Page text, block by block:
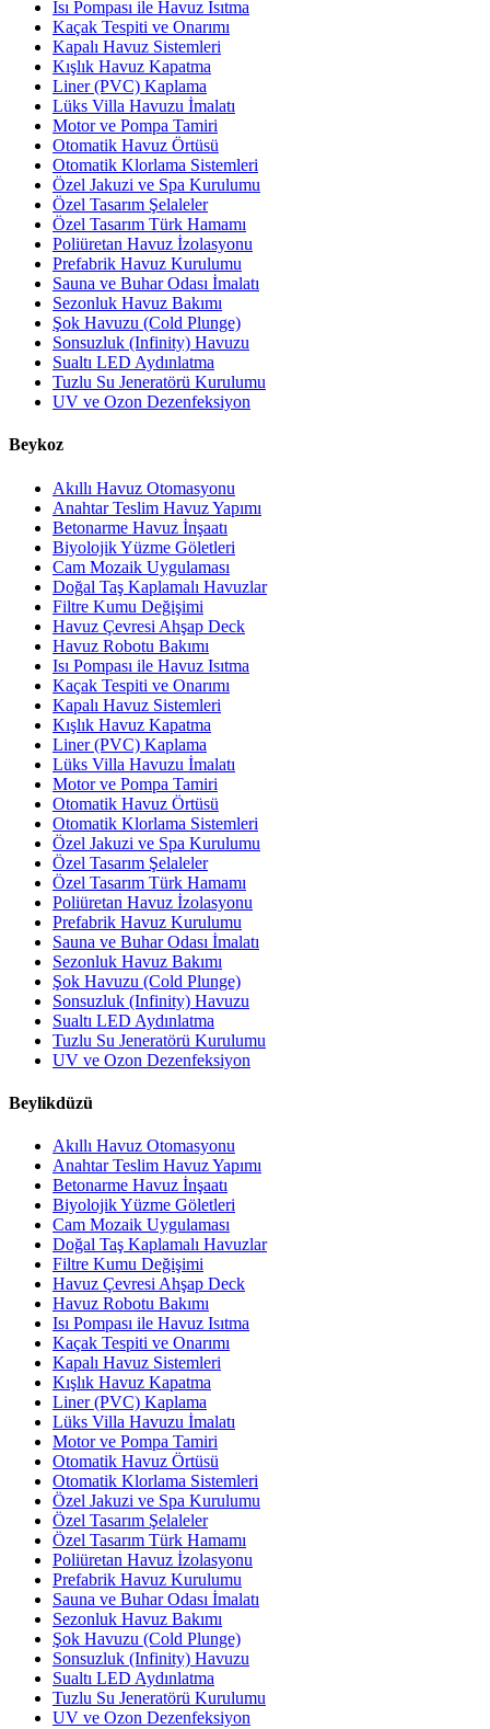
Isı Pompası ile Havuz Isıtma
Kaçak Tespiti ve Onarımı
Kapalı Havuz Sistemleri
Kışlık Havuz Kapatma
Liner (PVC) Kaplama
Lüks Villa Havuzu İmalatı
Motor ve Pompa Tamiri
Otomatik Havuz Örtüsü
Otomatik Klorlama Sistemleri
Özel Jakuzi ve Spa Kurulumu
Özel Tasarım Şelaleler
Özel Tasarım Türk Hamamı
Poliüretan Havuz İzolasyonu
Prefabrik Havuz Kurulumu
Sauna ve Buhar Odası İmalatı
Sezonluk Havuz Bakımı
Şok Havuzu (Cold Plunge)
Sonsuzluk (Infinity) Havuzu
Sualtı LED Aydınlatma
Tuzlu Su Jeneratörü Kurulumu
UV ve Ozon Dezenfeksiyon
Beykoz
Akıllı Havuz Otomasyonu
Anahtar Teslim Havuz Yapımı
Betonarme Havuz İnşaatı
Biyolojik Yüzme Göletleri
Cam Mozaik Uygulaması
Doğal Taş Kaplamalı Havuzlar
Filtre Kumu Değişimi
Havuz Çevresi Ahşap Deck
Havuz Robotu Bakımı
Isı Pompası ile Havuz Isıtma
Kaçak Tespiti ve Onarımı
Kapalı Havuz Sistemleri
Kışlık Havuz Kapatma
Liner (PVC) Kaplama
Lüks Villa Havuzu İmalatı
Motor ve Pompa Tamiri
Otomatik Havuz Örtüsü
Otomatik Klorlama Sistemleri
Özel Jakuzi ve Spa Kurulumu
Özel Tasarım Şelaleler
Özel Tasarım Türk Hamamı
Poliüretan Havuz İzolasyonu
Prefabrik Havuz Kurulumu
Sauna ve Buhar Odası İmalatı
Sezonluk Havuz Bakımı
Şok Havuzu (Cold Plunge)
Sonsuzluk (Infinity) Havuzu
Sualtı LED Aydınlatma
Tuzlu Su Jeneratörü Kurulumu
UV ve Ozon Dezenfeksiyon
Beylikdüzü
Akıllı Havuz Otomasyonu
Anahtar Teslim Havuz Yapımı
Betonarme Havuz İnşaatı
Biyolojik Yüzme Göletleri
Cam Mozaik Uygulaması
Doğal Taş Kaplamalı Havuzlar
Filtre Kumu Değişimi
Havuz Çevresi Ahşap Deck
Havuz Robotu Bakımı
Isı Pompası ile Havuz Isıtma
Kaçak Tespiti ve Onarımı
Kapalı Havuz Sistemleri
Kışlık Havuz Kapatma
Liner (PVC) Kaplama
Lüks Villa Havuzu İmalatı
Motor ve Pompa Tamiri
Otomatik Havuz Örtüsü
Otomatik Klorlama Sistemleri
Özel Jakuzi ve Spa Kurulumu
Özel Tasarım Şelaleler
Özel Tasarım Türk Hamamı
Poliüretan Havuz İzolasyonu
Prefabrik Havuz Kurulumu
Sauna ve Buhar Odası İmalatı
Sezonluk Havuz Bakımı
Şok Havuzu (Cold Plunge)
Sonsuzluk (Infinity) Havuzu
Sualtı LED Aydınlatma
Tuzlu Su Jeneratörü Kurulumu
UV ve Ozon Dezenfeksiyon